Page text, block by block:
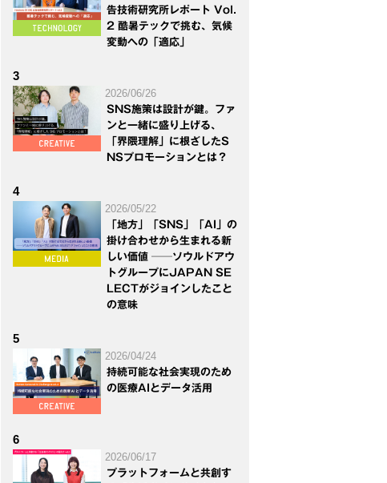
告技術研究所レポート Vol.
2 酷暑テックで挑む、気候
変動への「適応」
3
2026/06/26
SNS施策は設計が鍵。ファ
ンと一緒に盛り上げる、
「界隈理解」に根ざしたS
NSプロモーションとは？
4
2026/05/22
「地方」「SNS」「AI」の
掛け合わせから生まれる新
しい価値 ──ソウルドアウ
トグループにJAPAN SE
LECTがジョインしたこと
の意味
5
2026/04/24
持続可能な社会実現のため
の医療AIとデータ活用
6
2026/06/17
プラットフォームと共創す